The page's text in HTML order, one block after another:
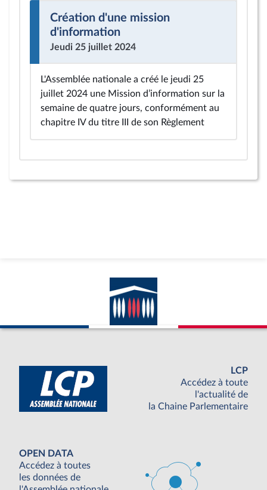
Création d'une mission
d'information
Jeudi 25 juillet 2024
L'Assemblée nationale a créé le jeudi 25
juillet 2024 une Mission d’information sur la
semaine de quatre jours, conformément au
chapitre IV du titre III de son Règlement
LCP
Accédez à toute
l'actualité de
la Chaine Parlementaire
OPEN DATA
Accédez à toutes
les données de